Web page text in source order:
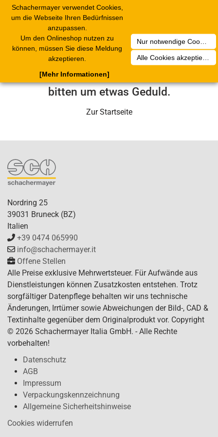
Schachermayer verwendet Cookies,
um die Webseite Ihren Bedürfnissen
anzupassen.
Um den Onlineshop nutzen zu
können, müssen Sie diese Meldung
akzeptieren.
Nur notwendige Cookies akzeptieren
Alle Cookies akzeptieren
[Mehr Informationen]
Leider ist ein technischer Fehler
aufgetreten. Unser Service-Team wird
sich in Kürze darum kümmern. Wir
bitten um etwas Geduld.
Zur Startseite
Nordring 25
39031 Bruneck (BZ)
Italien
+39 0474 065990
info@schachermayer.it
Offene Stellen
Alle Preise exklusive Mehrwertsteuer. Für Aufwände aus
Dienstleistungen können Zusatzkosten entstehen. Trotz
sorgfältiger Datenpflege behalten wir uns technische
Änderungen, Irrtümer sowie Abweichungen der Bild-, CAD &
Textinhalte gegenüber dem Originalprodukt vor. Copyright
© 2026 Schachermayer Italia GmbH. - Alle Rechte
vorbehalten!
Datenschutz
AGB
Impressum
Verpackungskennzeichnung
Allgemeine Sicherheitshinweise
Cookies widerrufen